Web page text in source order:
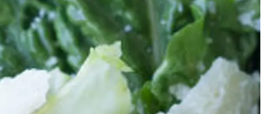
Meze
Efterrätt
Kakor &